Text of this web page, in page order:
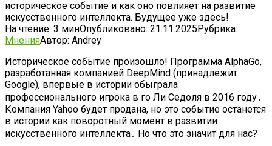
историческое событие и как оно повлияет на развитие
искусственного интеллекта. Будущее уже здесь!
На чтение: 3 минОпубликовано: 21.11.2025Рубрика:
МненияАвтор: Andrey
Историческое событие произошло! Программа AlphaGo,
разработанная компанией DeepMind (принадлежит
Google), впервые в истории обыграла
профессионального игрока в го Ли Седоля в 2016 году․
Компания Yahoo будет продана, но это событие останется
в истории как поворотный момент в развитии
искусственного интеллекта․ Но что это значит для нас?